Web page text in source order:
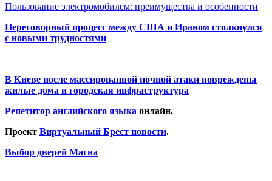
Пользование электромобилем: преимущества и особенности
Переговорный процесс между США и Ираном столкнулся
с новыми трудностями
В Киеве после массированной ночной атаки повреждены
жилые дома и городская инфраструктура
Репетитор английского языка онлайн.
Проект Виртуальный Брест новости.
Выбор дверей Магна